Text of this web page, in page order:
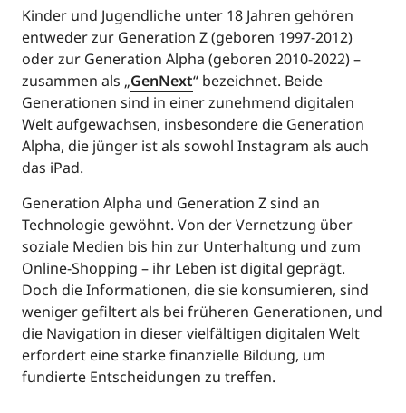
Kinder und Jugendliche unter 18 Jahren gehören
entweder zur Generation Z (geboren 1997-2012)
oder zur Generation Alpha (geboren 2010-2022) –
zusammen als „GenNext“ bezeichnet. Beide
Generationen sind in einer zunehmend digitalen
Welt aufgewachsen, insbesondere die Generation
Alpha, die jünger ist als sowohl Instagram als auch
das iPad.
Generation Alpha und Generation Z sind an
Technologie gewöhnt. Von der Vernetzung über
soziale Medien bis hin zur Unterhaltung und zum
Online-Shopping – ihr Leben ist digital geprägt.
Doch die Informationen, die sie konsumieren, sind
weniger gefiltert als bei früheren Generationen, und
die Navigation in dieser vielfältigen digitalen Welt
erfordert eine starke finanzielle Bildung, um
fundierte Entscheidungen zu treffen.